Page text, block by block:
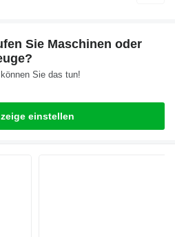
Sie Maschinen oder
Sie das tun!
einstellen